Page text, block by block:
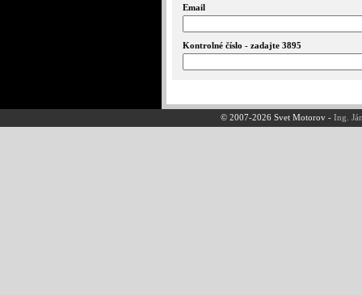
Email
Kontrolné číslo - zadajte 3895
© 2007-2026 Svet Motorov -Ing.